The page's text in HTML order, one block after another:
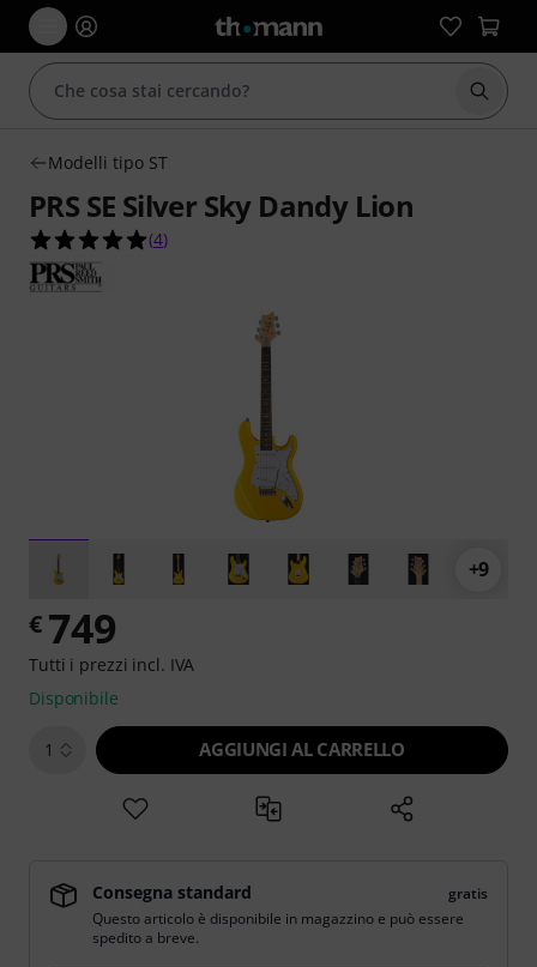
Modelli tipo ST
PRS SE Silver Sky Dandy Lion
5.0 su 5 stelle su 4 valutazioni dei clienti
(4)
+9
€ 749
Tutti i prezzi incl. IVA
Disponibile
1 AGGIUNGI AL CARRELLO
Consegna standard
gratis
Questo articolo è disponibile in magazzino e può essere
spedito a breve.